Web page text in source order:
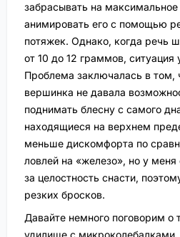
забрасывать на максимальное
анимировать его с помощью
потяжек. Однако, когда речь
от 10 до 12 граммов, ситуация
Проблема заключалась в том,
вершинка не давала
поднимать блесну с самого
находящиеся на верхнем
меньше дискомфорта по
ловлей на «железо», но у меня
за целостность снасти,
резких бросков.
Давайте немного поговорим о
удилище с